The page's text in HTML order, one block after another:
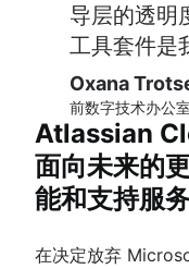
导层的透明
工具套件是
Oxana
前数字技术办公
Atlassian
面向未来的
能和支持服
在决定放弃